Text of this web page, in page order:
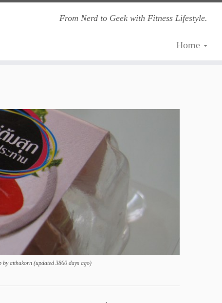
From Nerd to Geek with Fitness Lifestyle.
Home
byatthakorn (updated 3860 days ago)